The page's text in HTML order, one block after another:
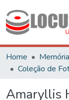
Home
Amaryllis